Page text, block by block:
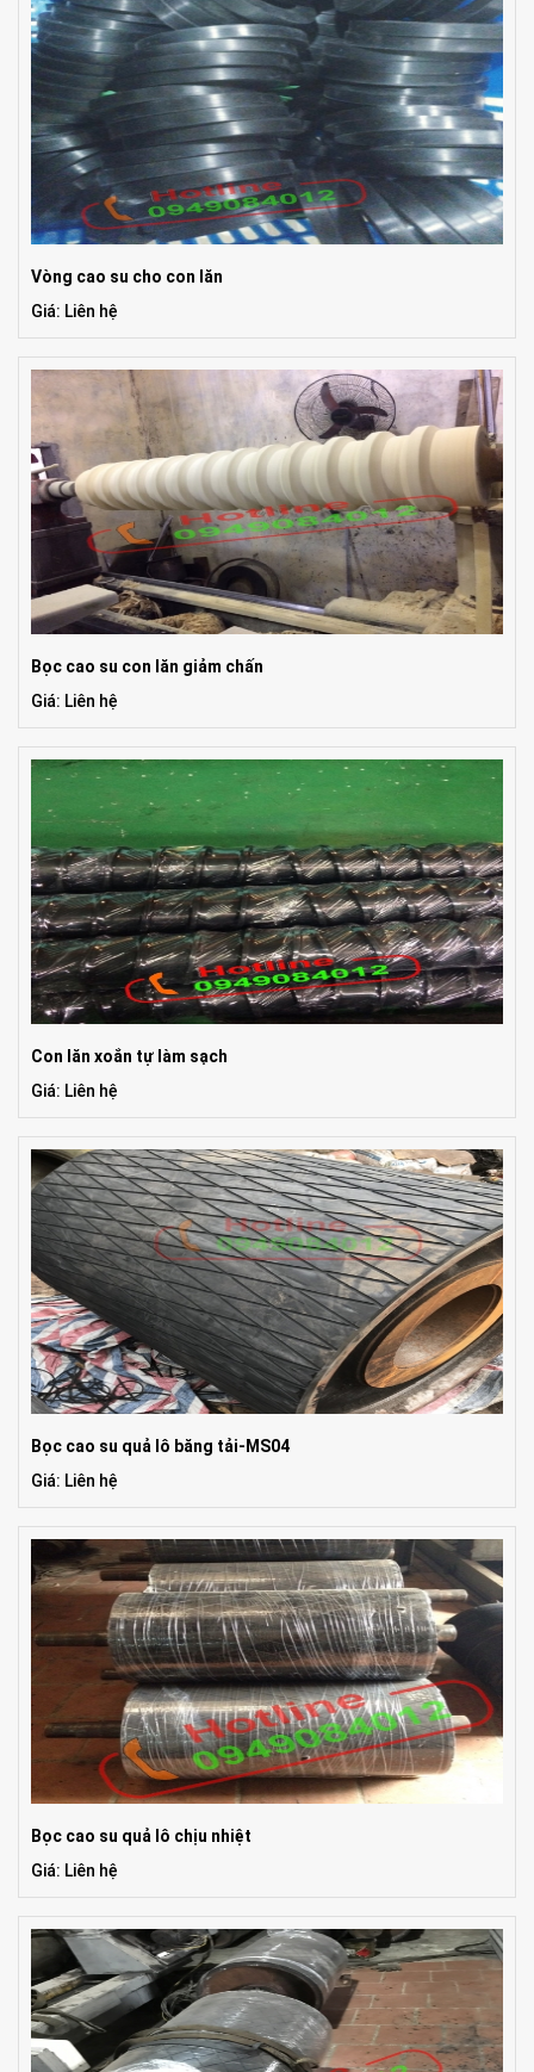
Vòng cao su cho con lăn
Giá: Liên hệ
Bọc cao su con lăn giảm chấn
Giá: Liên hệ
Con lăn xoắn tự làm sạch
Giá: Liên hệ
Bọc cao su quả lô băng tải-MS04
Giá: Liên hệ
Bọc cao su quả lô chịu nhiệt
Giá: Liên hệ